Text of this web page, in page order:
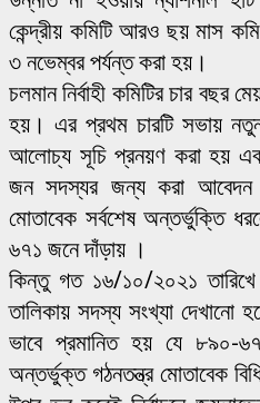
কেন্দ্রীয় কমিটি আরও ছয় মাস
৩ নভেম্বর পর্যন্ত করা হয়।
চলমান নির্বাহী কমিটির চার বছর
হয়। এর প্রথম চারটি সভায়
আলোচ্য সূচি প্রনয়ণ করা হয়
জন সদস্যর জন্য করা আবেদন
মোতাবেক সর্বশেষ অন্তর্ভুক্তি
৬৭১ জনে দাঁড়ায় ।
কিন্তু গত ১৬/১০/২০২১ তারিখে
তালিকায় সদস্য সংখ্যা দেখানো
ভাবে প্রমানিত হয় যে ৮৯০-
অন্তর্ভুক্ত গঠনতন্ত্র মোতাবেক